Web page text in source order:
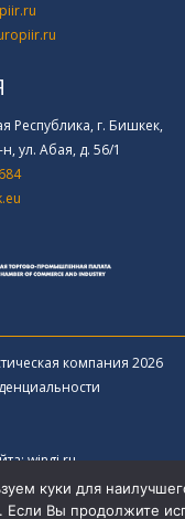
Республика, г. Бишкек,
ул. Абая, д. 56/1
компания 2026
wingi.ru
куки для
Если Вы продолжите